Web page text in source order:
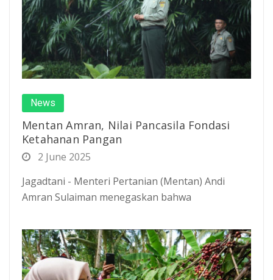
News
Mentan Amran, Nilai Pancasila Fondasi
Ketahanan Pangan
2 June 2025
Jagadtani - Menteri Pertanian (Mentan) Andi
Amran Sulaiman menegaskan bahwa